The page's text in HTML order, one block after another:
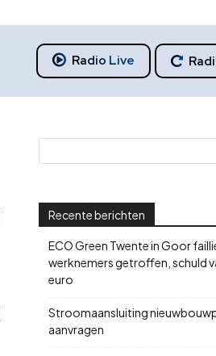
Radio Live
Recente berichten
ECO Green Twente in Goor
werknemers getroffen, schuld
euro
Stroomaansluiting
aanvragen